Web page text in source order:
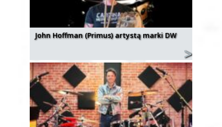
John Hoffman (Primus) artystą marki DW